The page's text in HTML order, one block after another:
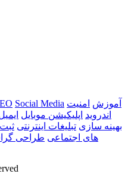
Social Media آموزش امنیت
اندروید اپلیکیشن موبایل
بهینه سازی تبلیغات اینترنتی
های اجتماعی طراحی